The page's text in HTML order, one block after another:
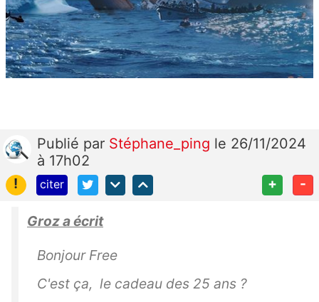
Publié par Stéphane_ping le 26/11/2024
à 17h02
!
citer + -
Groz a écrit
Bonjour Free
C'est ça, le cadeau des 25 ans ?